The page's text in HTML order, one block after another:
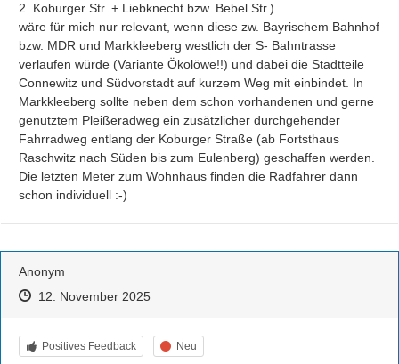
2. Koburger Str. + Liebknecht bzw. Bebel Str.)
wäre für mich nur relevant, wenn diese zw. Bayrischem Bahnhof
bzw. MDR und Markkleeberg westlich der S- Bahntrasse
verlaufen würde (Variante Ökolöwe!!) und dabei die Stadtteile
Connewitz und Südvorstadt auf kurzem Weg mit einbindet. In
Markkleeberg sollte neben dem schon vorhandenen und gerne
genutztem Pleißeradweg ein zusätzlicher durchgehender
Fahrradweg entlang der Koburger Straße (ab Fortsthaus
Raschwitz nach Süden bis zum Eulenberg) geschaffen werden.
Die letzten Meter zum Wohnhaus finden die Radfahrer dann
schon individuell :-)
Anonym
Zeitpunkt des Erstellens
Zeitpunkt des Erstellens
12. November 2025Zur Äußerung
Kategorie
Positives Feedback Status
Neu